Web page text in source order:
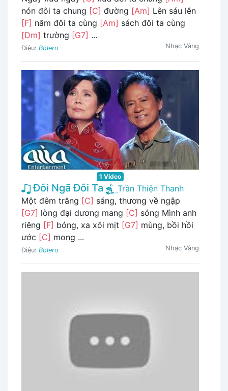
nón đôi ta chung [C] đường [Am] Lên sáu lên
[F] năm đôi ta cùng [Am] sách đôi ta cùng
[Dm] trường [G7] ...
Điệu: Bolero Nhạc Vàng
1 Video
Đôi Ngã Đôi Ta
Trần Thiện Thanh
Một đêm trăng [C] sáng, thương về ngập
[G7] lòng đại dương mang [C] sóng Mình anh
riêng [F] bóng, xa xôi mịt [G7] mùng, bồi hồi
ước [C] mong ...
Điệu: Bolero Nhạc Vàng